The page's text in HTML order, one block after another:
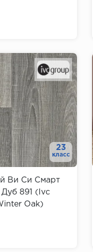
23
класс
Ви Си Смарт
Дуб 891 (Ivc
Oak)